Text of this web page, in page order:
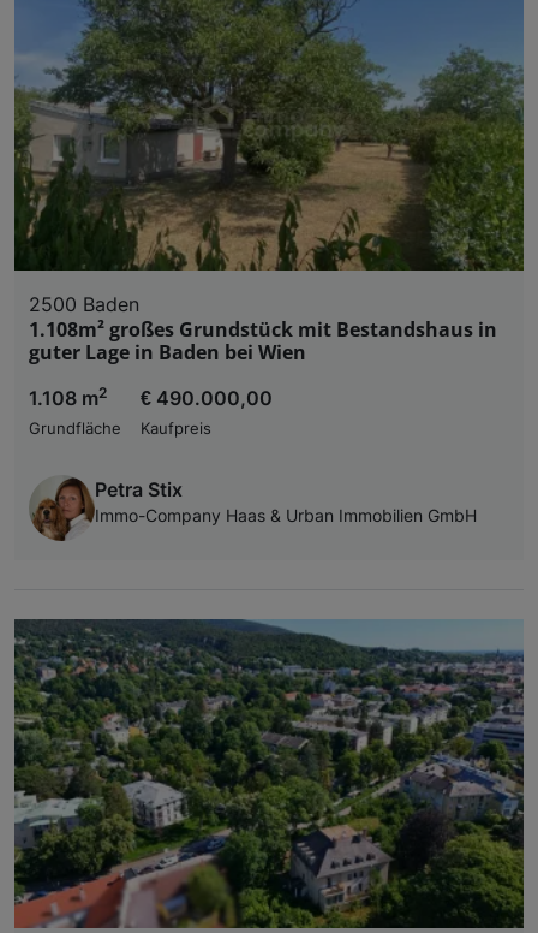
2500 Baden
1.108m² großes Grundstück mit Bestandshaus in
guter Lage in Baden bei Wien
1.108 m2
Grundfläche
€ 490.000,00
Kaufpreis
Petra Stix
Immo-Company Haas & Urban Immobilien GmbH